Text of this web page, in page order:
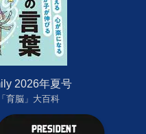
2026年夏号
育脳」大百科